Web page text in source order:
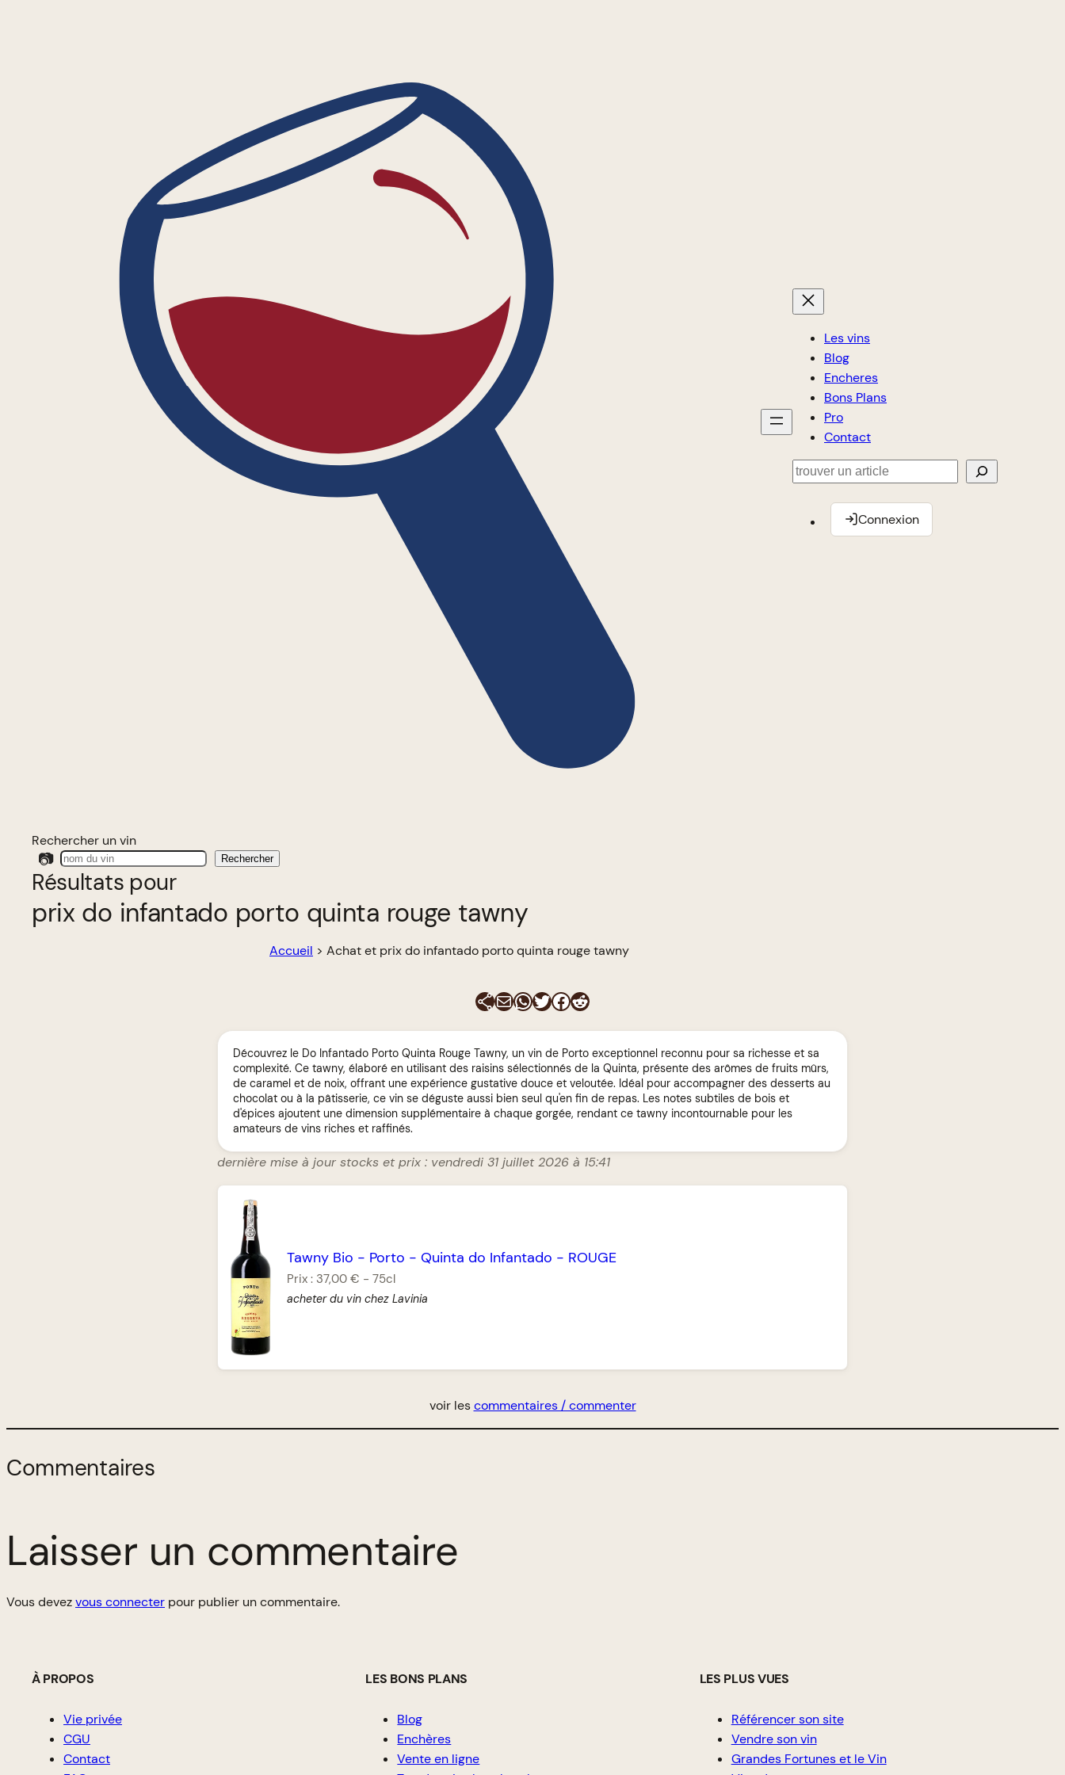
Les vins
Blog
Encheres
Bons Plans
Pro
Contact
Rechercher
Connexion
Rechercher un vin
📷 Rechercher
Résultats pour
prix do infantado porto quinta rouge tawny
Accueil > Achat et prix do infantado porto quinta rouge tawny
E-mailWhatsApp
Twitter
Facebook
Reddit
Découvrez le Do Infantado Porto Quinta Rouge Tawny, un vin de Porto exceptionnel reconnu pour sa richesse et sa
complexité. Ce tawny, élaboré en utilisant des raisins sélectionnés de la Quinta, présente des arômes de fruits mûrs,
de caramel et de noix, offrant une expérience gustative douce et veloutée. Idéal pour accompagner des desserts au
chocolat ou à la pâtisserie, ce vin se déguste aussi bien seul qu'en fin de repas. Les notes subtiles de bois et
d'épices ajoutent une dimension supplémentaire à chaque gorgée, rendant ce tawny incontournable pour les
amateurs de vins riches et raffinés.
dernière mise à jour stocks et prix : vendredi 31 juillet 2026 à 15:41
Tawny Bio - Porto - Quinta do Infantado - ROUGE
Prix : 37,00 € - 75cl
acheter du vin chez Lavinia
voir lescommentaires / commenter
Commentaires
Laisser un commentaire
Vous devezvous connecter pour publier un commentaire.
À PROPOS
Vie privée
CGU
Contact
LES BONS PLANS
Blog
Enchères
Vente en ligne
LES PLUS VUES
Référencer son site
Vendre son vin
Grandes Fortunes et le Vin